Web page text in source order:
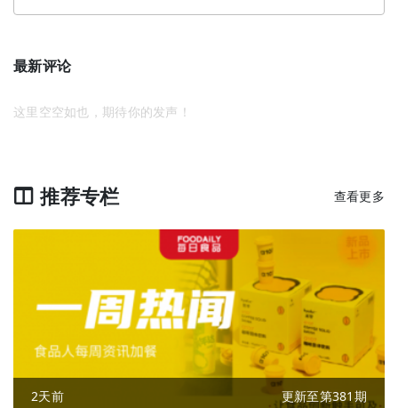
最新评论
这里空空如也，期待你的发声！
推荐专栏 查看更多
2天前 更新至第381期